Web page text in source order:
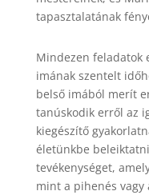
tapasztalatának
Mindezen feladatok
imának szentelt
belső imából merít
tanúskodik erről az
kiegészítő
életünkbe
tevékenységet,
mint a pihenés vagy